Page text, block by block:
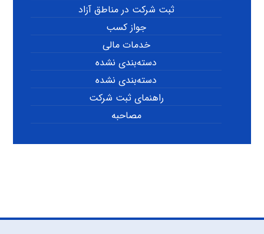
ثبت شرکت در مناطق آزاد
جواز کسب
خدمات مالی
دسته‌بندی نشده
دسته‌بندی نشده
راهنمای ثبت شرکت
مصاحبه